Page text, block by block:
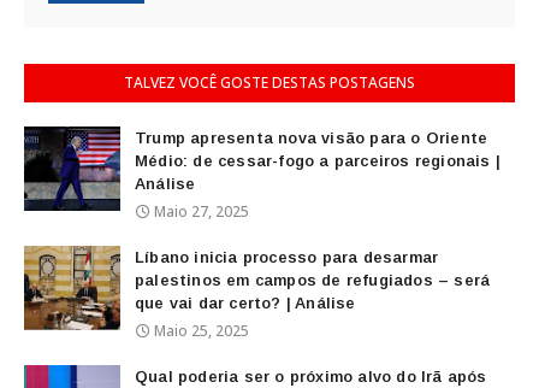
TALVEZ VOCÊ GOSTE DESTAS POSTAGENS
Trump apresenta nova visão para o Oriente
Médio: de cessar-fogo a parceiros regionais |
Análise
Maio 27, 2025
Líbano inicia processo para desarmar
palestinos em campos de refugiados – será
que vai dar certo? | Análise
Maio 25, 2025
Qual poderia ser o próximo alvo do Irã após